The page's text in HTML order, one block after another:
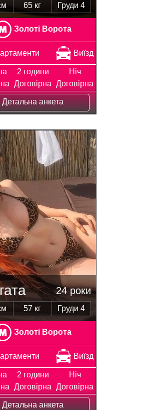
65 кг Груди 4
Золоті Ворота
Виїзд
2 години
Договірна
Ніч
Договірна
Детальна анкета
24 роки
57 кг Груди 4
Золоті Ворота
Виїзд
2 години
Договірна
Ніч
Договірна
Детальна анкета